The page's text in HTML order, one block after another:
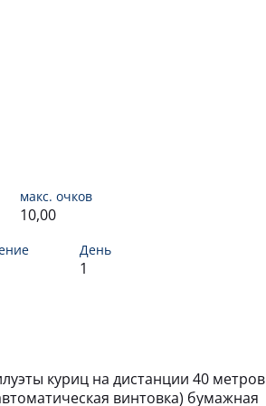
макс. очков
10,00
День
1
куриц на дистанции 40 метров
винтовка) бумажная